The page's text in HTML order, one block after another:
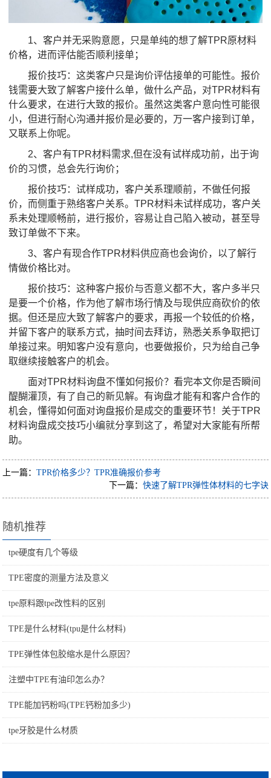
1、客户并无采购意愿，只是单纯的想了解TPR原材料
价格，进而评估能否顺利接单；
报价技巧：这类客户只是询价评估接单的可能性。报价
钱需要大致了解客户接什么单，做什么产品，对TPR材料有
什么要求，在进行大致的报价。虽然这类客户意向性可能很
小，但进行耐心沟通并报价是必要的，万一客户接到订单，
又联系上你呢。
2、客户有TPR材料需求,但在没有试样成功前，出于询
价的习惯，总会先行询价；
报价技巧：试样成功，客户关系理顺前，不做任何报
价，而侧重于熟络客户关系。TPR材料未试样成功，客户关
系未处理顺畅前，进行报价，容易让自己陷入被动，甚至导
致订单做不下来。
3、客户有现合作TPR材料供应商也会询价，以了解行
情做价格比对。
报价技巧：这种客户报价与否意义都不大，客户多半只
是要一个价格，作为他了解市场行情及与现供应商砍价的依
据。但还是应大致了解客户的要求，再报一个较低的价格，
并留下客户的联系方式，抽时间去拜访，熟悉关系争取把订
单接过来。明知客户没有意向，也要做报价，只为给自己争
取继续接触客户的机会。
面对TPR材料询盘不懂如何报价？看完本文你是否瞬间
醍醐灌顶，有了自己的新见解。有询盘才能有和客户合作的
机会，懂得如何面对询盘报价是成交的重要环节！关于TPR
材料询盘成交技巧小编就分享到这了，希望对大家能有所帮
助。
上一篇：TPR价格多少？TPR准确报价参考
下一篇： 快速了解TPR弹性体材料的七字诀
随机推荐
tpe硬度有几个等级
TPE密度的测量方法及意义
tpe原料跟tpe改性料的区别
TPE是什么材料(tpu是什么材料)
TPE弹性体包胶缩水是什么原因？
注塑中TPE有油印怎么办？
TPE能加钙粉吗(TPE钙粉加多少)
tpe牙胶是什么材质